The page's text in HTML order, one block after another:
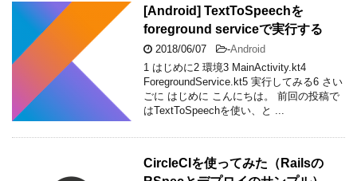
[Android] TextToSpeechを
foreground serviceで実行する
2018/06/07 -Android
1 はじめに2 環境3 MainActivity.kt4
ForegroundService.kt5 実行してみる6 さい
ごに はじめに こんにちは。 前回の投稿で
はTextToSpeechを使い、と ...
CircleCIを使ってみた（Railsの